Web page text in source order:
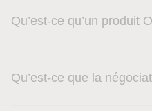
Qu’est-ce qu’un produit
Qu’est-ce que la